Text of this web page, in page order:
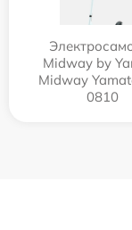
Midway by
Midway
0810